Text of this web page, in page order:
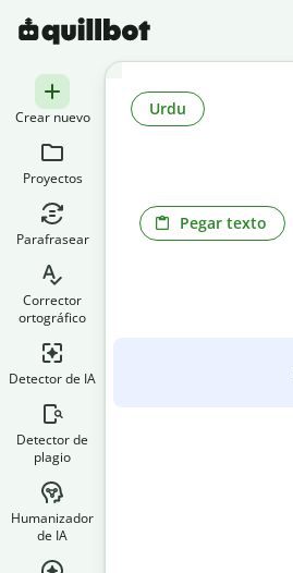
Crear nuevo
Proyectos
Parafrasear
Corrector
ortográfico
Detector de IA
Detector de
plagio
Humanizador
de IA
Pegar texto
Urdu